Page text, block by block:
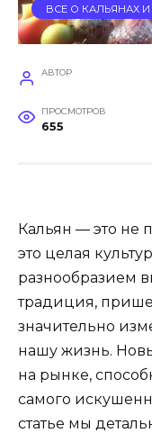
ВСЕ О КАЛЬЯНАХ
АВТОР
ПРОСМОТРОВ
655
Кальян — это не
это целая
разнообразием
традиция,
значительно
нашу жизнь.
на рынке,
самого
статье мы